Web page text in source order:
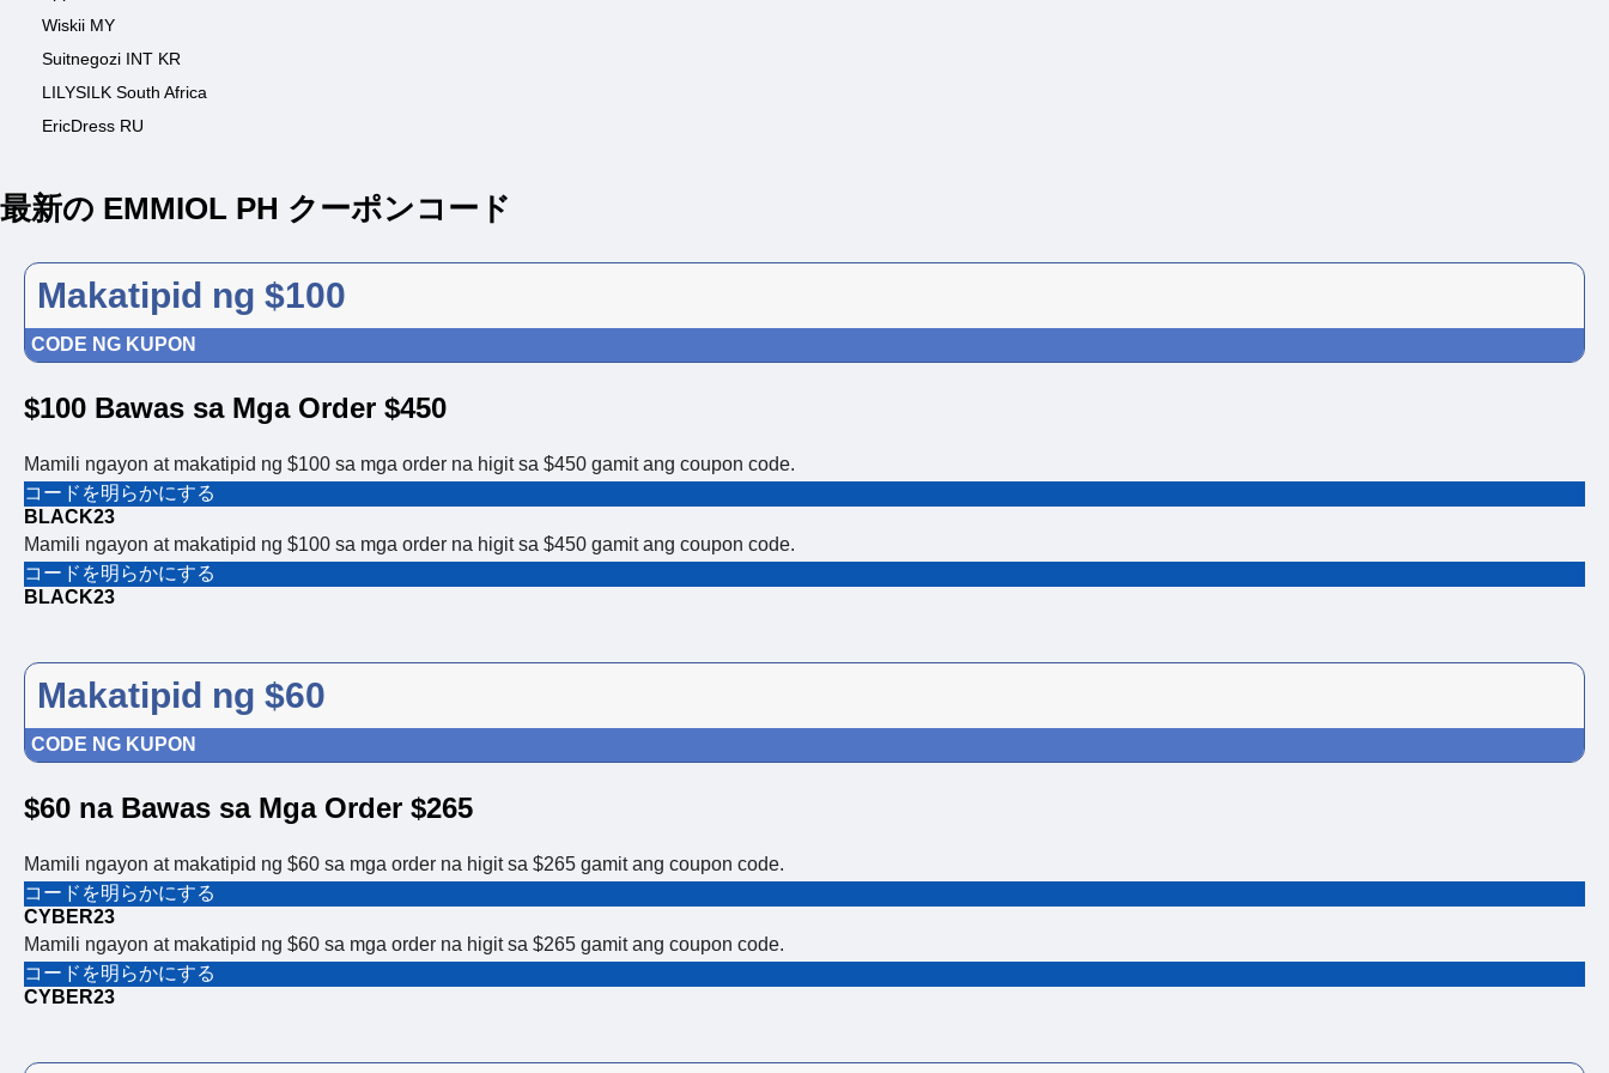
Wiskii MY
Suitnegozi INT KR
LILYSILK South Africa
EricDress RU
最新の EMMIOL PH クーポンコード
Makatipid ng $100
CODE NG KUPON
$100 Bawas sa Mga Order $450
Mamili ngayon at makatipid ng $100 sa mga order na higit sa $450 gamit ang coupon code.
コードを明らかにする
BLACK23
Mamili ngayon at makatipid ng $100 sa mga order na higit sa $450 gamit ang coupon code.
コードを明らかにする
BLACK23
Makatipid ng $60
CODE NG KUPON
$60 na Bawas sa Mga Order $265
Mamili ngayon at makatipid ng $60 sa mga order na higit sa $265 gamit ang coupon code.
コードを明らかにする
CYBER23
Mamili ngayon at makatipid ng $60 sa mga order na higit sa $265 gamit ang coupon code.
コードを明らかにする
CYBER23